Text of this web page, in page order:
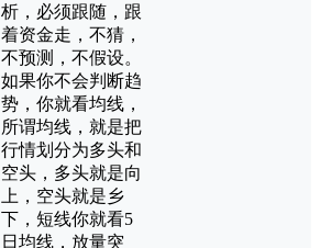
析，必须跟随，跟
着资金走，不猜，
不预测，不假设。
如果你不会判断趋
势，你就看均线，
所谓均线，就是把
行情划分为多头和
空头，多头就是向
上，空头就是乡
下，短线你就看5
日均线，放量突